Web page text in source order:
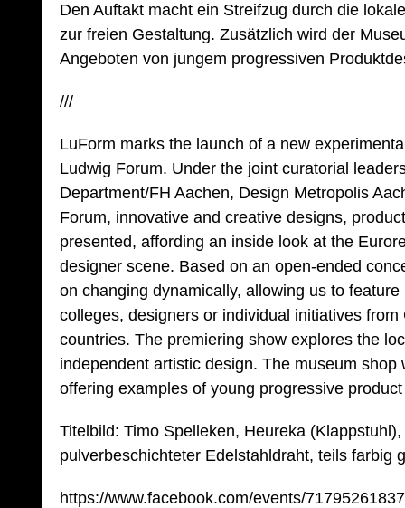
Den Auftakt macht ein Streifzug durch die
zur freien Gestaltung. Zusätzlich wird der
Angeboten von jungem progressiven
///
LuForm marks the launch of a new
Ludwig Forum. Under the joint curatorial
Department/FH Aachen, Design Metropolis
Forum, innovative and creative designs,
presented, affording an inside look at the
designer scene. Based on an open-ended
on changing dynamically, allowing us to
colleges, designers or individual initiatives
countries. The premiering show explores the
independent artistic design. The museum shop
offering examples of young progressive
Titelbild: Timo Spelleken, Heureka
pulverbeschichteter Edelstahldraht, teils farbig
https://www.facebook.com/events/